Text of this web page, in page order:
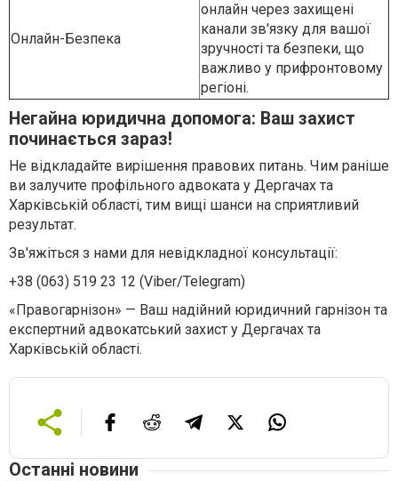
Онлайн-Безпека
онлайн через захищені
канали зв'язку для вашої
зручності та безпеки, що
важливо у прифронтовому
регіоні.
Негайна юридична допомога: Ваш захист
починається зараз!
Не відкладайте вирішення правових питань. Чим раніше
ви залучите профільного адвоката у Дергачах та
Харківській області, тим вищі шанси на сприятливий
результат.
Зв'яжіться з нами для невідкладної консультації:
+38 (063) 519 23 12 (Viber/Telegram)
«Правогарнізон» — Ваш надійний юридичний гарнізон та
експертний адвокатський захист у Дергачах та
Харківській області.
Останні новини